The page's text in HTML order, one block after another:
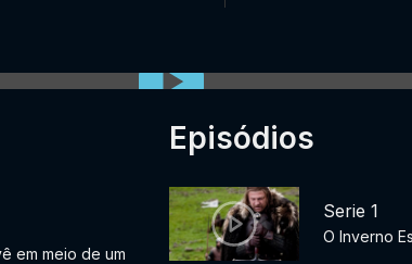
em meio de um
Episódios
Serie 1
O Inverno